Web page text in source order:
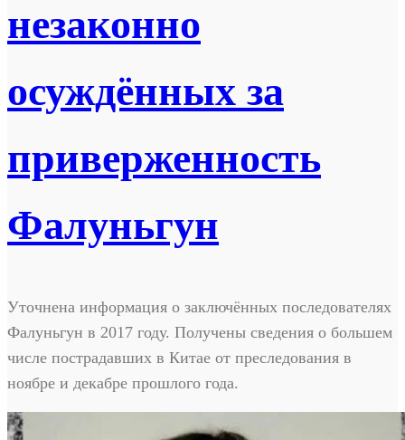
незаконно
осуждённых за
приверженность
Фалуньгун
Уточнена информация о заключённых последователях
Фалуньгун в 2017 году. Получены сведения о большем
числе пострадавших в Китае от преследования в
ноябре и декабре прошлого года.